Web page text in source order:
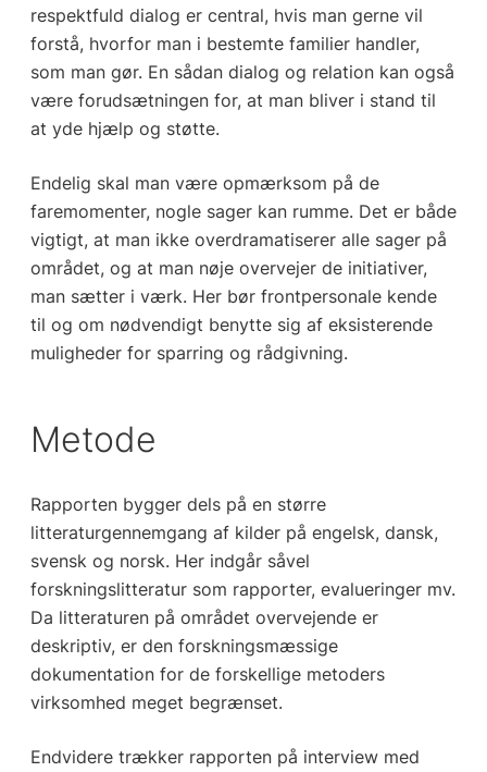
respektfuld dialog er central, hvis man gerne vil
forstå, hvorfor man i bestemte familier handler,
som man gør. En sådan dialog og relation kan også
være forudsætningen for, at man bliver i stand til
at yde hjælp og støtte.
Endelig skal man være opmærksom på de
faremomenter, nogle sager kan rumme. Det er både
vigtigt, at man ikke overdramatiserer alle sager på
området, og at man nøje overvejer de initiativer,
man sætter i værk. Her bør frontpersonale kende
til og om nødvendigt benytte sig af eksisterende
muligheder for sparring og rådgivning.
Metode
Rapporten bygger dels på en større
litteraturgennemgang af kilder på engelsk, dansk,
svensk og norsk. Her indgår såvel
forskningslitteratur som rapporter, evalueringer mv.
Da litteraturen på området overvejende er
deskriptiv, er den forskningsmæssige
dokumentation for de forskellige metoders
virksomhed meget begrænset.
Endvidere trækker rapporten på interview med